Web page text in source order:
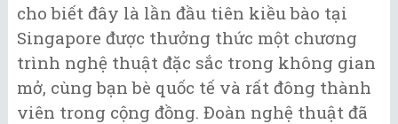
cho biết đây là lần đầu tiên kiều bào tại
Singapore được thưởng thức một chương
trình nghệ thuật đặc sắc trong không gian
mở, cùng bạn bè quốc tế và rất đông thành
viên trong cộng đồng. Đoàn nghệ thuật đã